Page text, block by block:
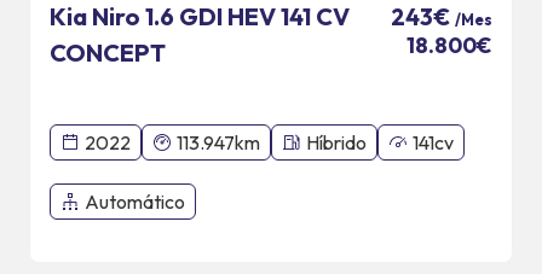
Kia Niro 1.6 GDI HEV 141 CV
CONCEPT
243€ /Mes
18.800€
2022 113.947km Híbrido 141cv
Automático